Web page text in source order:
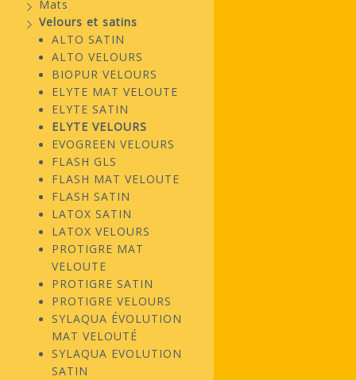
Mats
Velours et satins
ALTO SATIN
ALTO VELOURS
BIOPUR VELOURS
ELYTE MAT VELOUTE
ELYTE SATIN
ELYTE VELOURS
EVOGREEN VELOURS
FLASH GLS
FLASH MAT VELOUTE
FLASH SATIN
LATOX SATIN
LATOX VELOURS
PROTIGRE MAT
VELOUTE
PROTIGRE SATIN
PROTIGRE VELOURS
SYLAQUA ÉVOLUTION
MAT VELOUTÉ
SYLAQUA EVOLUTION
SATIN